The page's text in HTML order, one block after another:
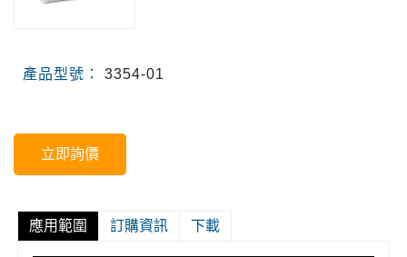
產品型號： 3354-01
立即詢價
應用範圍 訂購資訊 下載